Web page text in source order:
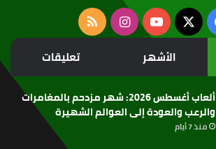
فيسبوك
‫X
‫YouTubeانستقرامملخص
الموقع
RSS
الأشهر تعليقات
ألعاب أغسطس 2026: شهر مزدحم بالمغامرات
والرعب والعودة إلى العوالم الشهيرة
منذ 7 أيام